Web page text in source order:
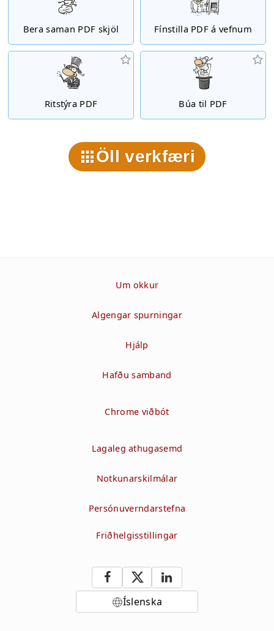
Bera saman PDF skjöl Fínstilla PDF á vefnum
Ritstýra PDF Búa til PDF
Öll verkfæri
Um okkur
Algengar spurningar
Hjálp
Hafðu samband
Chrome viðbót
Lagaleg athugasemd
Notkunarskilmálar
Persónuverndarstefna
Friðhelgisstillingar
Íslenska